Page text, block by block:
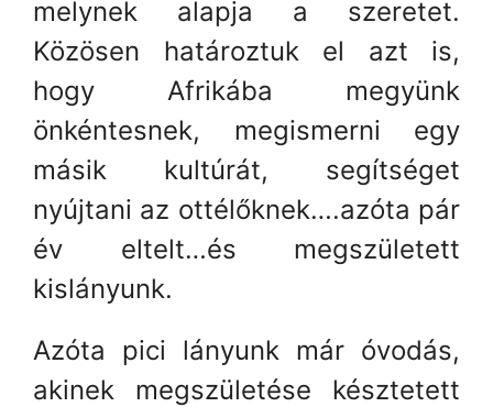
melynek alapja a szeretet.
Közösen határoztuk el azt is,
hogy Afrikába megyünk
önkéntesnek, megismerni egy
másik kultúrát, segítséget
nyújtani az ottélőknek….azóta pár
év eltelt…és megszületett
kislányunk.
Azóta pici lányunk már óvodás,
akinek megszületése késztetett